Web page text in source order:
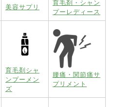
美容サプリ
育毛剤・シャン
プーレディース
育毛剤シャ
ンプーメン
ズ
腰痛・関節痛サ
プリメント